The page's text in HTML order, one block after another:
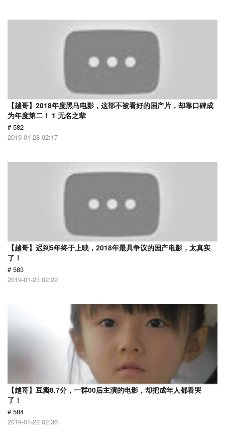
【越哥】2018年度黑马电影，这部不被看好的国产片，却靠口碑成
为年度第二！ 1 无名之辈
# 582
2019-01-28 02:17
【越哥】迟到5年终于上映，2018年最具争议的国产电影，太真实
了！
# 583
2019-01-23 02:22
【越哥】豆瓣8.7分，一群00后主演的电影，却把成年人都看哭
了！
# 584
2019-01-22 02:36